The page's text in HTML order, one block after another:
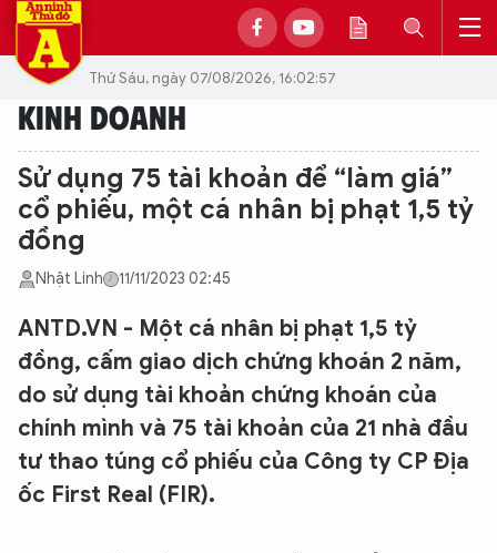
Thứ Sáu, ngày 07/08/2026, 16:02:57
KINH DOANH
Sử dụng 75 tài khoản để “làm giá”
cổ phiếu, một cá nhân bị phạt 1,5 tỷ
đồng
Nhật Linh 11/11/2023 02:45
ANTD.VN - Một cá nhân bị phạt 1,5 tỷ
đồng, cấm giao dịch chứng khoán 2 năm,
do sử dụng tài khoản chứng khoán của
chính mình và 75 tài khoản của 21 nhà đầu
tư thao túng cổ phiếu của Công ty CP Địa
ốc First Real (FIR).